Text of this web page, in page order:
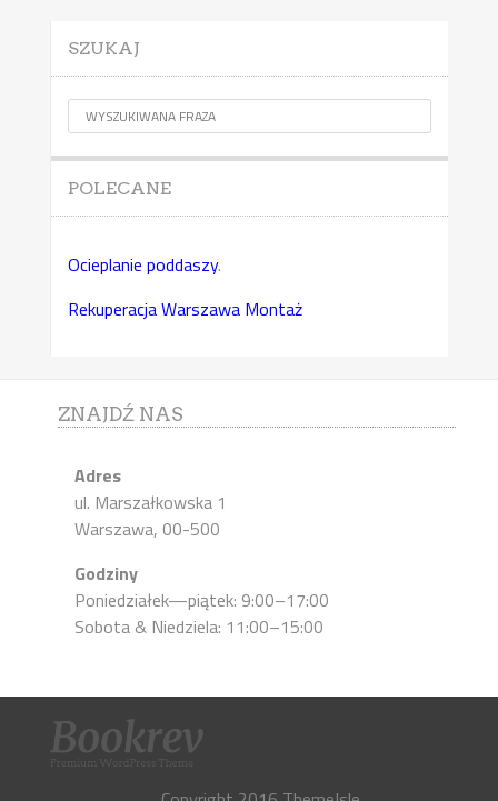
SZUKAJ
POLECANE
Ocieplanie poddaszy.
Rekuperacja Warszawa Montaż
ZNAJDŹ NAS
Adres
ul. Marszałkowska 1
Warszawa, 00-500
Godziny
Poniedziałek—piątek: 9:00–17:00
Sobota & Niedziela: 11:00–15:00